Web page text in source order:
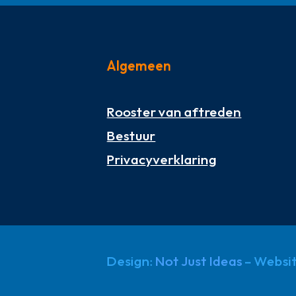
Algemeen
Rooster van aftreden
Bestuur
Privacyverklaring
Design: Not Just Ideas–